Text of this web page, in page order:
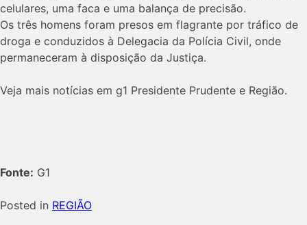
celulares, uma faca e uma balança de precisão.
Os três homens foram presos em flagrante por tráfico de
droga e conduzidos à Delegacia da Polícia Civil, onde
permaneceram à disposição da Justiça.
Veja mais notícias em g1 Presidente Prudente e Região.
Fonte: G1
Posted in REGIÃO